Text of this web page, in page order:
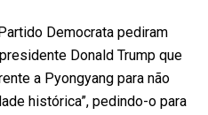
Democrata pediram
Donald Trump que
a Pyongyang para não
histórica”, pedindo-o para